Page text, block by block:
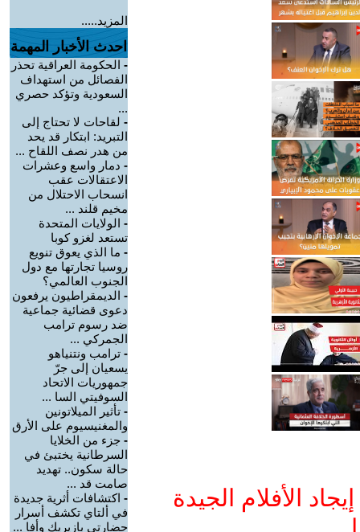
الأفلام الجيدة
المزيد.....
احدث الأخبار المهمة
- الحكومة العراقية تحذر
الفصائل من استهداف
السعودية وتؤكد حصري
...
- لقاحات لا تحتاج إلى
التبريد: ابتكار قد يحد
من هدر نصف اللقاح ...
- دمار واسع وعشرات
الاعتقالات عقب
انسحاب الاحتلال من
مخيم قلند ...
- الولايات المتحدة
تستعد لغزو كوبا
- ما الذي يعوق تنويع
روسيا تجارتها مع دول
الجنوب العالمي؟
- الديمقراطيون يرفعون
دعوى قضائية جماعية
ضد رسوم ترامب
الجمركي ...
- ترامب ونتنياهو
يسعيان إلى جرّ
جمهوريات الاتحاد
السوفيتي السا ...
- تأثير الميلاتونين
والمغنيسيوم على الأرق
- جزء من الخلايا
السرطانية يختبئ في
حالة سكون.. تهديد
صامت قد ...
- اكتشافات أثرية جديدة
في ألتاي تكشف أسرار
حضارتي بازيريك وأفا ...